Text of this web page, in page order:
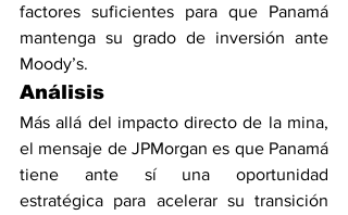
factores suficientes para que Panamá
mantenga su grado de inversión ante
Moody’s.
Análisis
Más allá del impacto directo de la mina,
el mensaje de JPMorgan es que Panamá
tiene ante sí una oportunidad
estratégica para acelerar su transición